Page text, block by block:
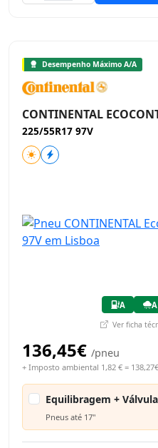
Desempenho Máximo A/A
CONTINENTAL
225/55R17 97V
A A
Ver ficha
136,45€ /pneu
+ Imposto ambiental 1,82 € = 138,27€
Equilibragem + Válvula
Pneus até 17"